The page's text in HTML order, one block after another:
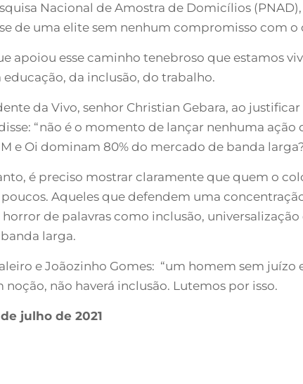
Nacional de Amostra de Domicílios
de uma elite sem nenhum compromisso com
apoiou esse caminho tenebroso que estamos
da inclusão, do trabalho.
da Vivo, senhor Christian Gebara, ao
“não é o momento de lançar nenhuma
e Oi dominam 80% do mercado de banda
é preciso mostrar claramente que quem o
Aqueles que defendem uma
de palavras como inclusão,
larga.
e Joãozinho Gomes: “um homem sem
não haverá inclusão. Lutemos por isso.
julho de 2021